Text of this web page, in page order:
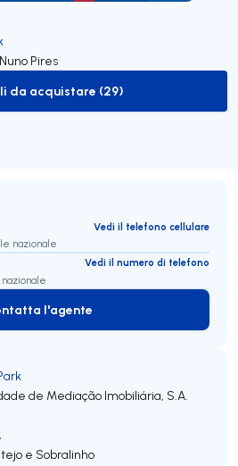
Pires
to-buy-listing
da acquistare (29)
Vedi il telefono cellulare
nazionale
Vedi il numero di telefono
Contatta l'agente
l'agente
de Mediação Imobiliária, S.A.
e Sobralinho